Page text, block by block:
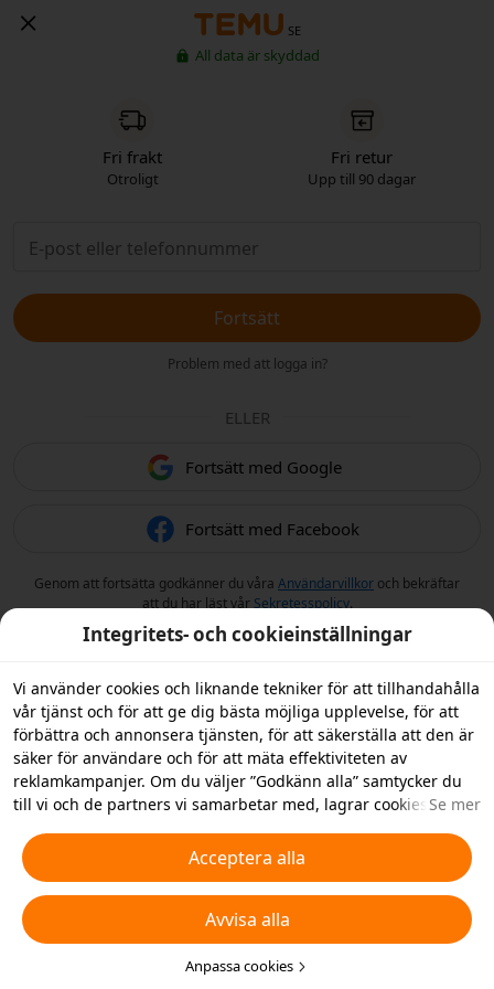
SE
All data är skyddad
Fri frakt
Otroligt
Fri retur
Upp till 90 dagar
Fortsätt
Problem med att logga in?
ELLER
Fortsätt med Google
Fortsätt med Facebook
Genom att fortsätta godkänner du våra Användarvillkor och bekräftar
att du har läst vår Sekretesspolicy.
Integritets- och cookieinställningar
Vi använder cookies och liknande tekniker för att tillhandahålla
vår tjänst och för att ge dig bästa möjliga upplevelse, för att
förbättra och annonsera tjänsten, för att säkerställa att den är
säker för användare och för att mäta effektiviteten av
reklamkampanjer. Om du väljer ”Godkänn alla” samtycker du
till vi och de partners vi samarbetar med, lagrar cookies och
”Avvisa alla” icke-nödvändiga cookies och du kan välja vilka
typer av cookies du vill acceptera eller inaktivera genom att
klicka på ”Anpassa cookies” nedan, eller när som helst ändra
detta i dina sekretessinställningar. Vi samlar inte in cookies för
spårningsändamål i iOS-appen. För mer information, se vår
cookies och liknande tekniker.
Se mer
Acceptera alla
Avvisa alla
Anpassa cookies